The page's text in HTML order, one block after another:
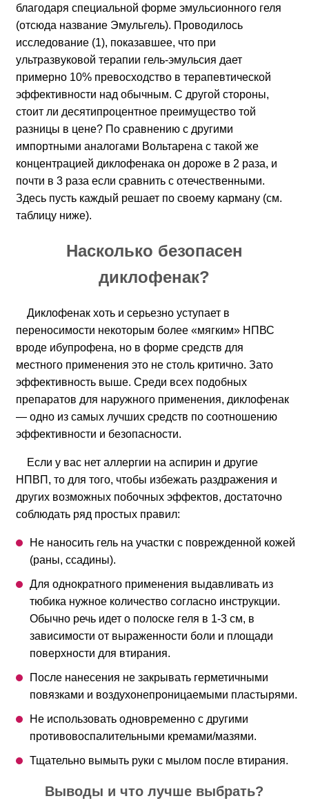
благодаря специальной форме эмульсионного геля
(отсюда название Эмульгель). Проводилось
исследование (1), показавшее, что при
ультразвуковой терапии гель-эмульсия дает
примерно 10% превосходство в терапевтической
эффективности над обычным. С другой стороны,
стоит ли десятипроцентное преимущество той
разницы в цене? По сравнению с другими
импортными аналогами Вольтарена с такой же
концентрацией диклофенака он дороже в 2 раза, и
почти в 3 раза если сравнить с отечественными.
Здесь пусть каждый решает по своему карману (см.
таблицу ниже).
Насколько безопасен
диклофенак?
Диклофенак хоть и серьезно уступает в
переносимости некоторым более «мягким» НПВС
вроде ибупрофена, но в форме средств для
местного применения это не столь критично. Зато
эффективность выше. Среди всех подобных
препаратов для наружного применения, диклофенак
— одно из самых лучших средств по соотношению
эффективности и безопасности.
Если у вас нет аллергии на аспирин и другие
НПВП, то для того, чтобы избежать раздражения и
других возможных побочных эффектов, достаточно
соблюдать ряд простых правил:
Не наносить гель на участки с поврежденной кожей
(раны, ссадины).
Для однократного применения выдавливать из
тюбика нужное количество согласно инструкции.
Обычно речь идет о полоске геля в 1-3 см, в
зависимости от выраженности боли и площади
поверхности для втирания.
После нанесения не закрывать герметичными
повязками и воздухонепроницаемыми пластырями.
Не использовать одновременно с другими
противовоспалительными кремами/мазями.
Тщательно вымыть руки с мылом после втирания.
Выводы и что лучше выбрать?